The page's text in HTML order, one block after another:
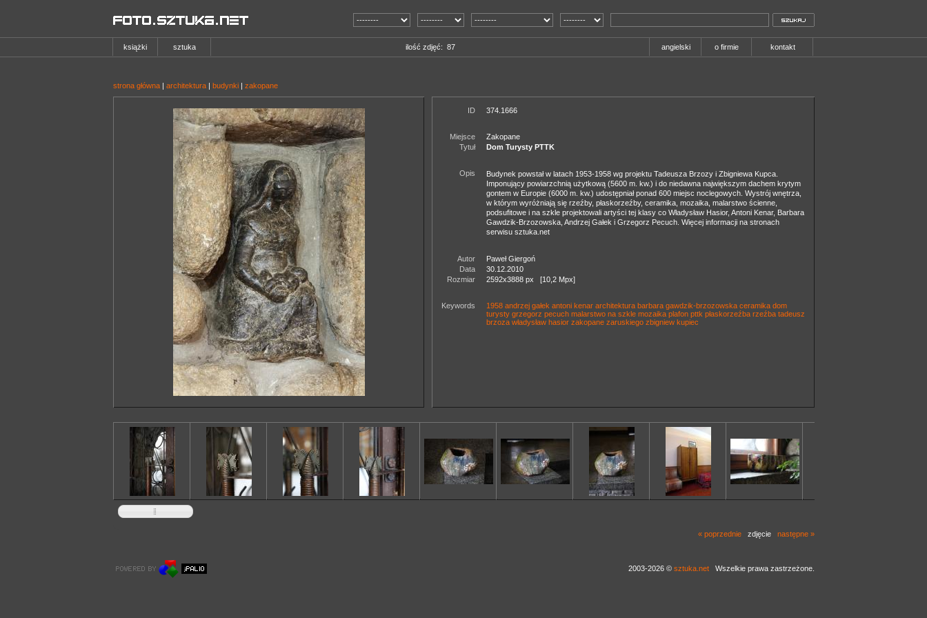
książki sztuka ilość zdjęć: 87 angielski o firmie kontakt
strona główna| architektura| budynki| zakopane
ID 374.1666
Miejsce
Zakopane
Tytuł
Dom Turysty PTTK
Opis
Budynek powstał w latach 1953-1958 wg projektu Tadeusza Brzozy i Zbigniewa Kupca.
Imponujący powiarzchnią użytkową (5600 m. kw.) i do niedawna największym dachem krytym
gontem w Europie (6000 m. kw.) udostępniał ponad 600 miejsc noclegowych. Wystrój wnętrza,
w którym wyróżniają się rzeźby, płaskorzeźby, ceramika, mozaika, malarstwo ścienne,
podsufitowe i na szkle projektowali artyści tej klasy co Władysław Hasior, Antoni Kenar, Barbara
Gawdzik-Brzozowska, Andrzej Gałek i Grzegorz Pecuch. Więcej informacji na stronach
serwisu sztuka.net
Autor
Paweł Giergoń
Data
30.12.2010
Rozmiar
2592x3888 px [10,2 Mpx]
Keywords 1958 andrzej gałek antoni kenar architektura barbara gawdzik-brzozowska ceramika dom
turysty grzegorz pecuch malarstwo na szkle mozaika plafon pttk płaskorzeźba rzeźba tadeusz
brzoza władysław hasior zakopane zaruskiego zbigniew kupiec
« poprzedniezdjęcie następne »
2003-2026 © sztuka.netWszelkie prawa zastrzeżone.